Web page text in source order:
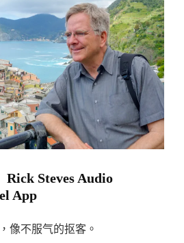
Rick Steves Audio
App
像不服气的抠客。